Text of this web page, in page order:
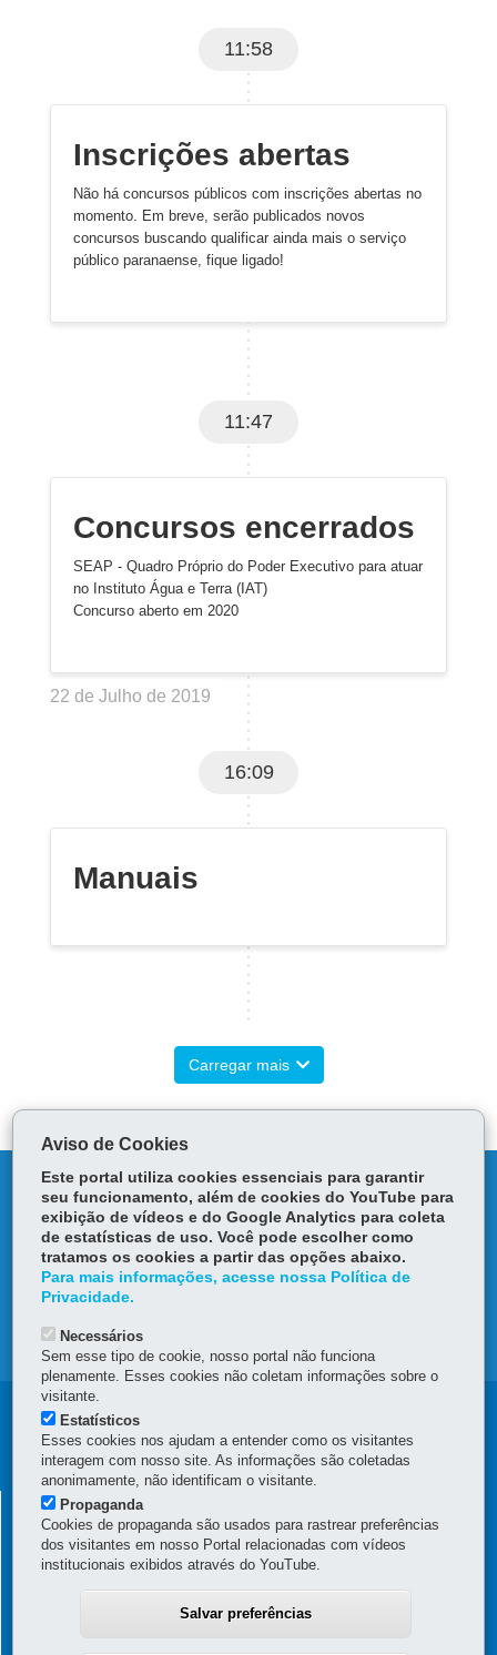
11:58
Inscrições abertas
Não há concursos públicos com inscrições abertas no
momento. Em breve, serão publicados novos
concursos buscando qualificar ainda mais o serviço
público paranaense, fique ligado!
11:47
Concursos encerrados
SEAP - Quadro Próprio do Poder Executivo para atuar
no Instituto Água e Terra (IAT)
Concurso aberto em 2020
22 de Julho de 2019
16:09
Manuais
Carregar mais
MAPA DO SITE
DENUNCIE CORRUPÇÃO
OUVIDORIA
TRANSPARÊNCIA INSTITUCIONAL
Navegação
Principal
SEAP
SECRETARIA DE ESTADO DA ADMINISTRAÇÃO E DA
PREVIDÊNCIA
Palácio das Araucárias
(41) 3313-6000 / 6264 - Horário de atendimento: 8h30 a 12h e 13h30 a
Aviso de Cookies
Este portal utiliza cookies essenciais para garantir
seu funcionamento, além de cookies do YouTube para
exibição de vídeos e do Google Analytics para coleta
de estatísticas de uso. Você pode escolher como
tratamos os cookies a partir das opções abaixo.
Para mais informações, acesse nossa Política de
Privacidade.
Necessários
Sem esse tipo de cookie, nosso portal não funciona
plenamente. Esses cookies não coletam informações sobre o
visitante.
Estatísticos
Esses cookies nos ajudam a entender como os visitantes
interagem com nosso site. As informações são coletadas
anonimamente, não identificam o visitante.
Propaganda
Cookies de propaganda são usados para rastrear preferências
dos visitantes em nosso Portal relacionadas com vídeos
institucionais exibidos através do YouTube.
Salvar preferências